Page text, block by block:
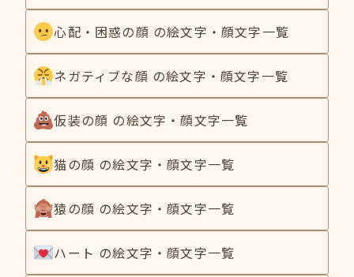
心配・困惑の顔 の絵文字・顔文字一覧
ネガティブな顔 の絵文字・顔文字一覧
仮装の顔 の絵文字・顔文字一覧
猫の顔 の絵文字・顔文字一覧
猿の顔 の絵文字・顔文字一覧
ハート の絵文字・顔文字一覧